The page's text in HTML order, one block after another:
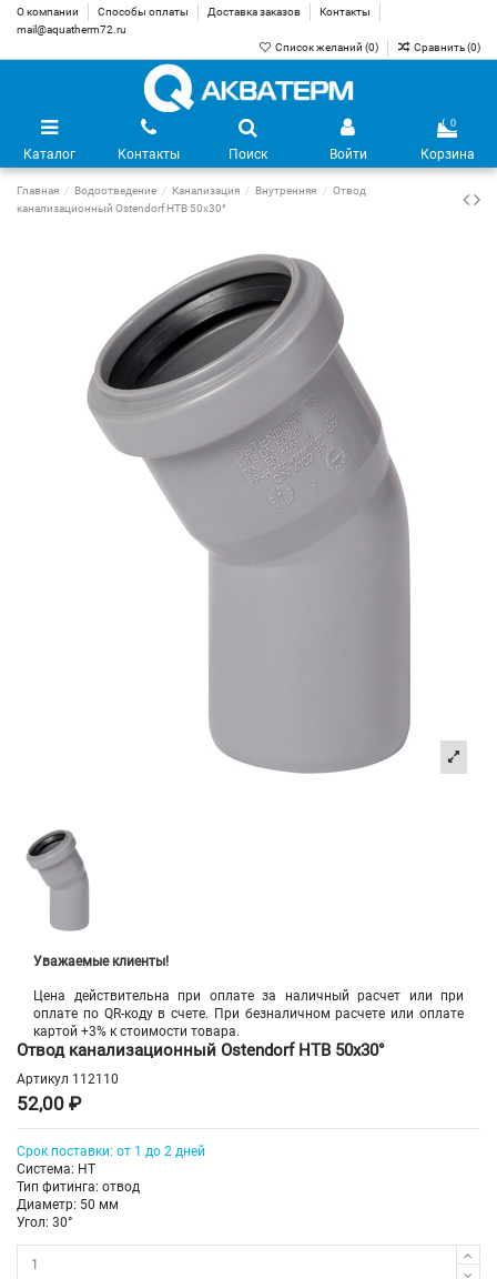
О компании Способы оплаты Доставка заказов
Контакты
mail@aquatherm72.ru
Список желаний (0) Сравнить (0)
Каталог Контакты Поиск Войти
0
Корзина
Главная Водоотведение Канализация Внутренняя
Отвод
канализационный Ostendorf HTB 50х30°
Уважаемые клиенты!
Цена действительна при оплате за наличный расчет или при
оплате по QR-коду в счете. При безналичном расчете или оплате
картой +3% к стоимости товара.
Отвод канализационный Ostendorf HTB 50х30°
Артикул 112110
52,00 ₽
Срок поставки: от 1 до 2 дней
Система: HT
Тип фитинга: отвод
Диаметр: 50 мм
Угол: 30°